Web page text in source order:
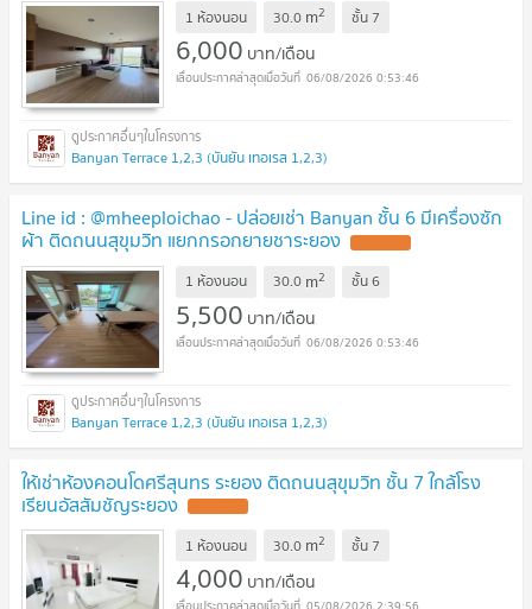
1 ห้องนอน 30.0 m2 ชั้น 7
6,000 บาท/เดือน
06/08/2026 0:53:46
Banyan Terrace 1,2,3 (บันยัน เทอเรส 1,2,3)
Line id : @mheeploichao - ปล่อยเช่า Banyan ชั้น 6 มีเครื่องซัก
ผ้า ติดถนนสุขุมวิท แยกกรอกยายชาระยอง
1 ห้องนอน 30.0 m2 ชั้น6
5,500 บาท/เดือน
06/08/2026 0:53:46
Banyan Terrace 1,2,3 (บันยัน เทอเรส 1,2,3)
ให้เช่าห้องคอนโดศรีสุนทร ระยอง ติดถนนสุขุมวิท ชั้น 7 ใกล้โรง
เรียนอัสสัมชัญระยอง
1 ห้องนอน 30.0 m2 ชั้น 7
4,000 บาท/เดือน